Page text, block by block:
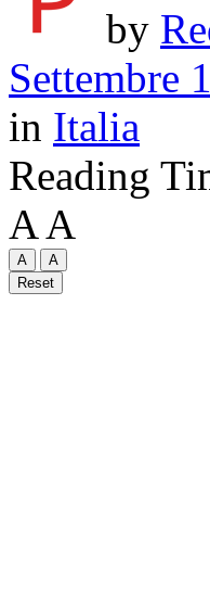
by
Settembre
in Italia
Reading
A A
A
A
Reset